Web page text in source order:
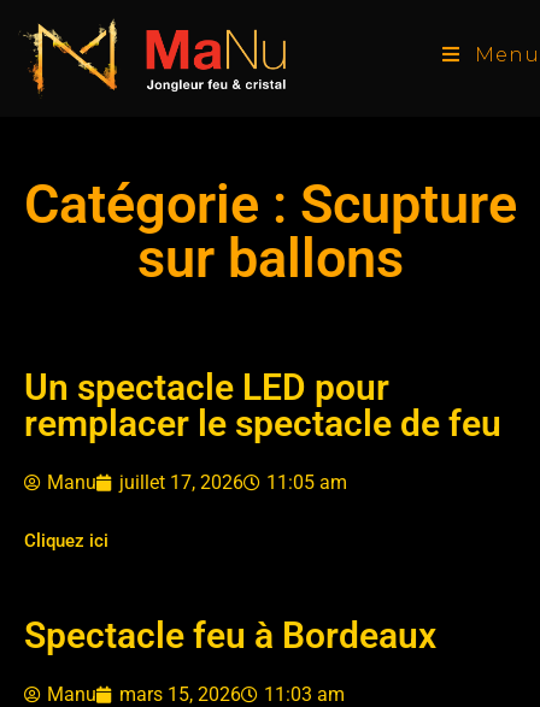
Menu
Catégorie : Scupture
sur ballons
Un spectacle LED pour
remplacer le spectacle de feu
Manu juillet 17, 2026 11:05 am
Cliquez ici
Spectacle feu à Bordeaux
Manu mars 15, 2026 11:03 am